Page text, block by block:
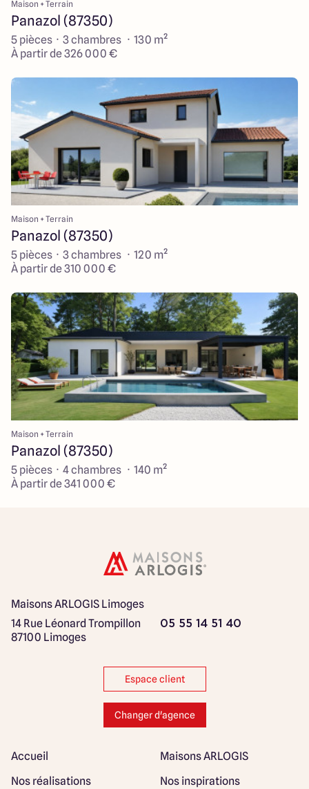
Maison + Terrain
Panazol (87350)
5 pièces · 3 chambres · 130 m²
À partir de 326 000 €
Maison + Terrain
Panazol (87350)
5 pièces · 3 chambres · 120 m²
À partir de 310 000 €
Maison + Terrain
Panazol (87350)
5 pièces · 4 chambres · 140 m²
À partir de 341 000 €
Maisons ARLOGIS Limoges
14 Rue Léonard Trompillon
87100 Limoges
05 55 14 51 40
Espace client
Changer d'agence
Accueil
Maisons ARLOGIS
Nos réalisations
Nos inspirations